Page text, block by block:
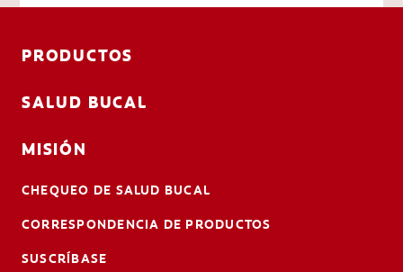
PRODUCTOS
SALUD BUCAL
MISIÓN
CHEQUEO DE SALUD BUCAL
CORRESPONDENCIA DE PRODUCTOS
SUSCRÍBASE